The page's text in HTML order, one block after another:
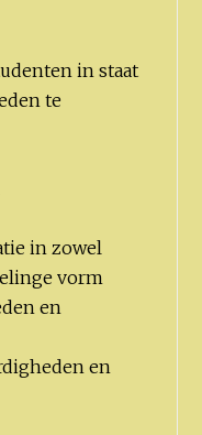
in staat
te
in zowel
vorm
en
en